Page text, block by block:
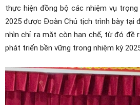
thực hiện đồng bộ các nhiệm vụ
2025 được Đoàn Chủ tịch trình bày tại
nhìn chỉ ra mặt còn hạn chế, từ đó đề
phát triển bền vững trong nhiệm kỳ